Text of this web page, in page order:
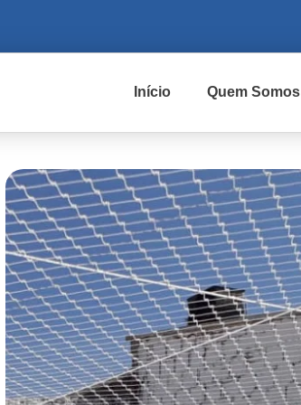
Início Quem Somos